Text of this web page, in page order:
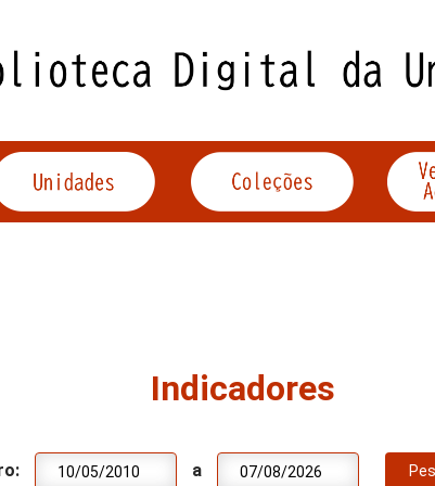
Indicadores
a